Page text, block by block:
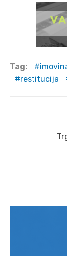
Tag:
restitucija